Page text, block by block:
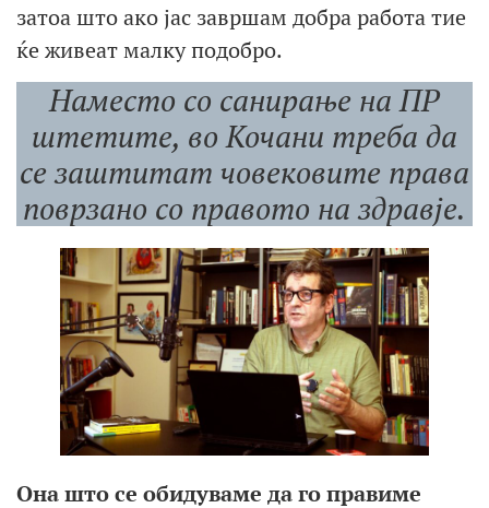
затоа што ако јас завршам добра работа тие
ќе живеат малку подобро.
Наместо со санирање на ПР
штетите, во Кочани треба да
се заштитат човековите права
поврзано со правото на здравје.
Она што се обидуваме даго правиме